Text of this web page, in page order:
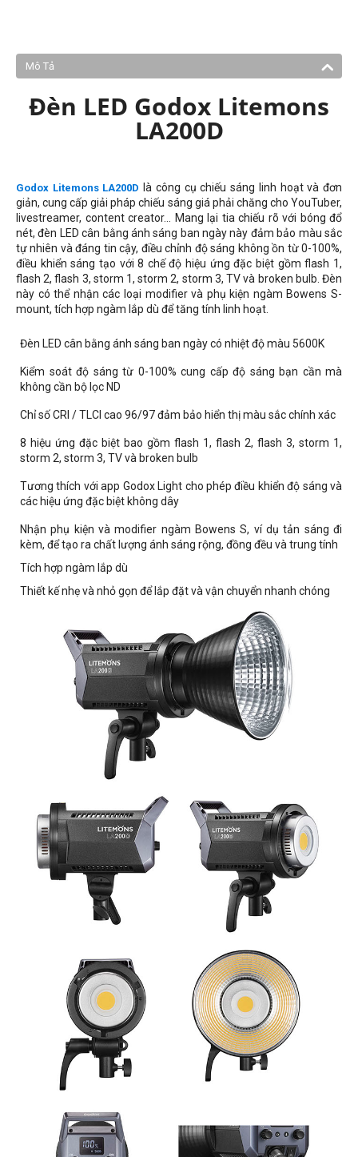
Mô Tả
Đèn LED Godox Litemons
LA200D
Godox Litemons LA200D là công cụ chiếu sáng linh hoạt và đơn
giản, cung cấp giải pháp chiếu sáng giá phải chăng cho YouTuber,
livestreamer, content creator... Mang lại tia chiếu rõ với bóng đổ
nét, đèn LED cân bằng ánh sáng ban ngày này đảm bảo màu sắc
tự nhiên và đáng tin cậy, điều chỉnh độ sáng không ồn từ 0-100%,
điều khiển sáng tạo với 8 chế độ hiệu ứng đặc biệt gồm flash 1,
flash 2, flash 3, storm 1, storm 2, storm 3, TV và broken bulb. Đèn
này có thể nhận các loại modifier và phụ kiện ngàm Bowens S-
mount, tích hợp ngàm lắp dù để tăng tính linh hoạt.
Đèn LED cân bằng ánh sáng ban ngày có nhiệt độ màu 5600K
Kiểm soát độ sáng từ 0-100% cung cấp độ sáng bạn cần mà
không cần bộ lọc ND
Chỉ số CRI / TLCI cao 96/97 đảm bảo hiển thị màu sắc chính xác
8 hiệu ứng đặc biệt bao gồm flash 1, flash 2, flash 3, storm 1,
storm 2, storm 3, TV và broken bulb
Tương thích với app Godox Light cho phép điều khiển độ sáng và
các hiệu ứng đặc biệt không dây
Nhận phụ kiện và modifier ngàm Bowens S, ví dụ tản sáng đi
kèm, để tạo ra chất lượng ánh sáng rộng, đồng đều và trung tính
Tích hợp ngàm lắp dù
Thiết kế nhẹ và nhỏ gọn để lắp đặt và vận chuyển nhanh chóng